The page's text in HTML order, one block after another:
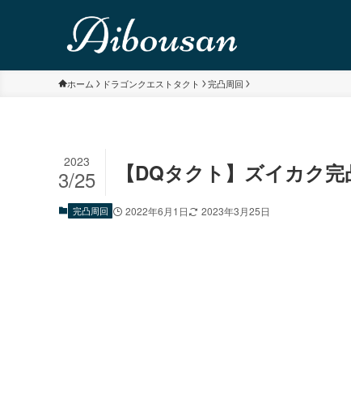
ホーム ドラゴンクエストタクト 完凸周回
【DQタクト】ズイカク
2023
3/25
完凸周回 2022年6月1日 2023年3月25日